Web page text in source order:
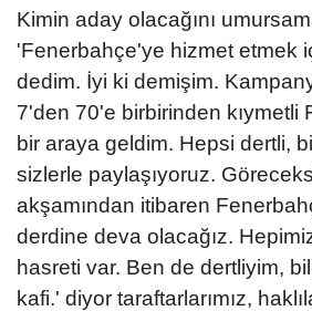
Kimin aday olacağını
'Fenerbahçe'ye hizmet etmek
dedim. İyi ki demişim.
7'den 70'e birbirinden kıymetli
bir araya geldim. Hepsi dertli,
sizlerle paylaşıyoruz.
akşamından itibaren
derdine deva olacağız.
hasreti var. Ben de dertliyim,
kafi.' diyor taraftarlarımız,